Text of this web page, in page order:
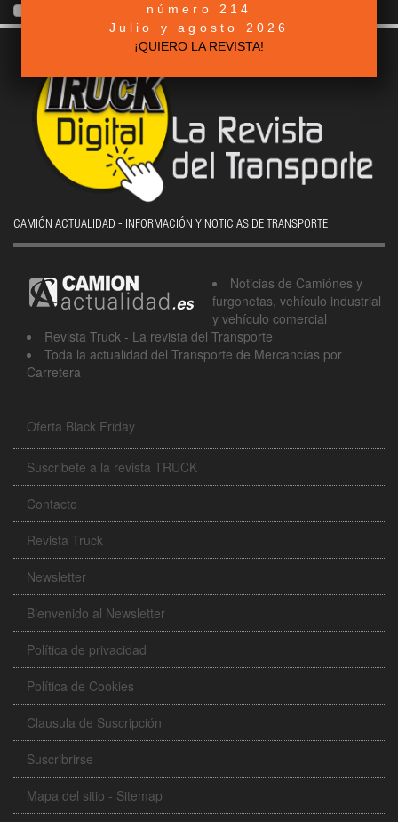
CAMIÓN ACTUALIDAD - INFORMACIÓN Y NOTICIAS DE TRANSPORTE
Noticias de Camiónes y
furgonetas, vehículo industrial
y vehículo comercial
Revista Truck - La revista del Transporte
Toda la actualidad del Transporte de Mercancías por
Carretera
Oferta Black Friday
Suscribete a la revista TRUCK
Contacto
Revista Truck
Newsletter
Bienvenido al Newsletter
Política de privacidad
Política de Cookies
Clausula de Suscripción
Suscribrirse
Mapa del sitio - Sitemap
número 214
Julio y agosto 2026
¡QUIERO LA REVISTA!